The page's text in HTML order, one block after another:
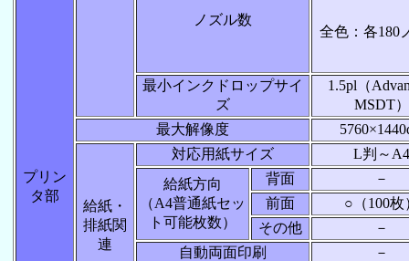
プリン
タ部
ノズル数
全色：各180
最小インクドロップサイ
ズ
1.5pl（
MSDT）
最大解像度
給紙・
排紙関
連
対応用紙サイズ
L判～A4
給紙方向
（A4普通紙セッ
ト可能枚数）
背面
－
前面
○（100枚
その他
－
自動両面印刷
－